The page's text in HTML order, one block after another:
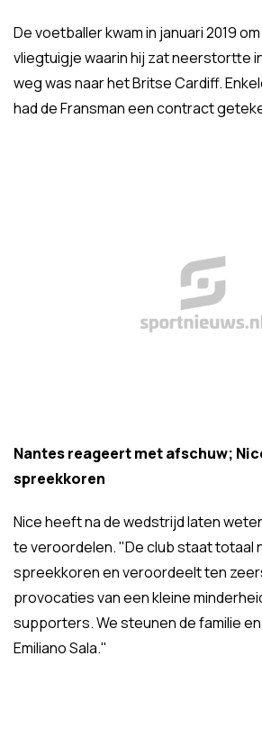
De voetballer kwam in januari 2019
vliegtuigje waarin hij zat neerstortte
weg was naar het Britse Cardiff.
had de Fransman een contract
Nantes reageert met afschuw;
spreekkoren
Nice heeft na de wedstrijd laten
te veroordelen. "De club staat totaal
spreekkoren en veroordeelt ten
provocaties van een kleine
supporters. We steunen de familie
Emiliano Sala."